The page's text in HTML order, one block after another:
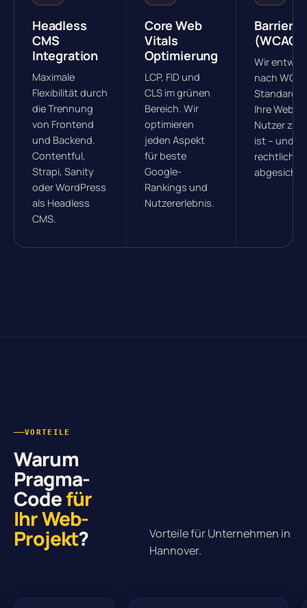
Headless
CMS
Integration
Maximale
Flexibilität durch
die Trennung
von Frontend
und Backend.
Contentful,
Strapi, Sanity
oder WordPress
als Headless
CMS.
Core Web
Vitals
Optimierung
LCP, FID und
CLS im grünen
Bereich. Wir
optimieren
jeden Aspekt
für beste
Google-
Rankings und
Nutzererlebnis.
(WCAG)
Wir
nach
Ihre
Nutzer
ist – und
rechtlich
VORTEILE
Warum
Pragma-
Codefür
Ihr Web-
Projekt?
Vorteile für Unternehmen in
Hannover.